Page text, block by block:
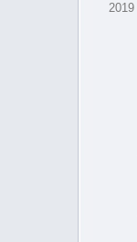
2019